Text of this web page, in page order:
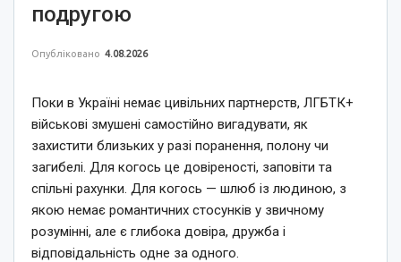
подругою
Опубліковано 4.08.2026
Поки в Україні немає цивільних партнерств, ЛГБТК+
військові змушені самостійно вигадувати, як
захистити близьких у разі поранення, полону чи
загибелі. Для когось це довіреності, заповіти та
спільні рахунки. Для когось — шлюб із людиною, з
якою немає романтичних стосунків у звичному
розумінні, але є глибока довіра, дружба і
відповідальність одне за одного.